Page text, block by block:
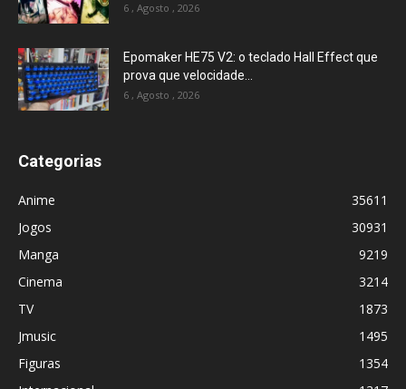
6 , Agosto , 2026
Epomaker HE75 V2: o teclado Hall Effect que
prova que velocidade...
6 , Agosto , 2026
Categorias
Anime
35611
Jogos
30931
Manga
9219
Cinema
3214
TV
1873
Jmusic
1495
Figuras
1354